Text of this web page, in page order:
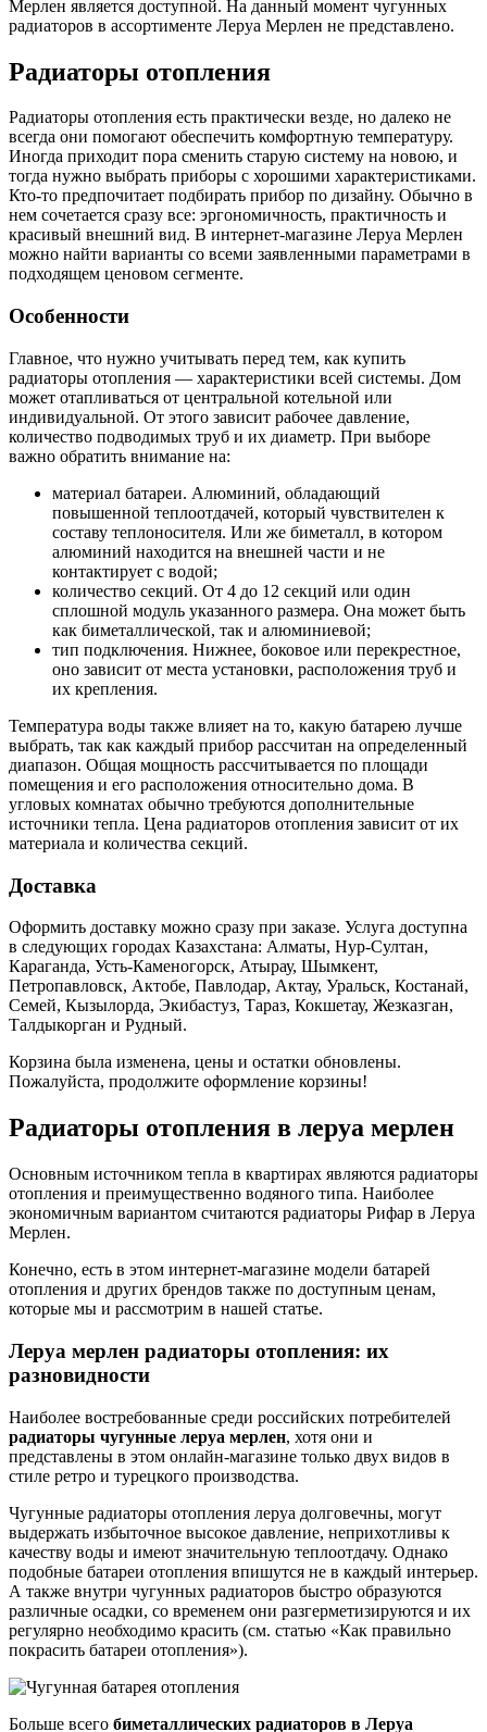
Мерлен является доступной. На данный момент чугунных
радиаторов в ассортименте Леруа Мерлен не представлено.
Радиаторы отопления
Радиаторы отопления есть практически везде, но далеко не
всегда они помогают обеспечить комфортную температуру.
Иногда приходит пора сменить старую систему на новою, и
тогда нужно выбрать приборы с хорошими характеристиками.
Кто-то предпочитает подбирать прибор по дизайну. Обычно в
нем сочетается сразу все: эргономичность, практичность и
красивый внешний вид. В интернет-магазине Леруа Мерлен
можно найти варианты со всеми заявленными параметрами в
подходящем ценовом сегменте.
Особенности
Главное, что нужно учитывать перед тем, как купить
радиаторы отопления — характеристики всей системы. Дом
может отапливаться от центральной котельной или
индивидуальной. От этого зависит рабочее давление,
количество подводимых труб и их диаметр. При выборе
важно обратить внимание на:
материал батареи. Алюминий, обладающий
повышенной теплоотдачей, который чувствителен к
составу теплоносителя. Или же биметалл, в котором
алюминий находится на внешней части и не
контактирует с водой;
количество секций. От 4 до 12 секций или один
сплошной модуль указанного размера. Она может быть
как биметаллической, так и алюминиевой;
тип подключения. Нижнее, боковое или перекрестное,
оно зависит от места установки, расположения труб и
их крепления.
Температура воды также влияет на то, какую батарею лучше
выбрать, так как каждый прибор рассчитан на определенный
диапазон. Общая мощность рассчитывается по площади
помещения и его расположения относительно дома. В
угловых комнатах обычно требуются дополнительные
источники тепла. Цена радиаторов отопления зависит от их
материала и количества секций.
Доставка
Оформить доставку можно сразу при заказе. Услуга доступна
в следующих городах Казахстана: Алматы, Нур-Султан,
Караганда, Усть-Каменогорск, Атырау, Шымкент,
Петропавловск, Актобе, Павлодар, Актау, Уральск, Костанай,
Семей, Кызылорда, Экибастуз, Тараз, Кокшетау, Жезказган,
Талдыкорган и Рудный.
Корзина была изменена, цены и остатки обновлены.
Пожалуйста, продолжите оформление корзины!
Радиаторы отопления в леруа мерлен
Основным источником тепла в квартирах являются радиаторы
отопления и преимущественно водяного типа. Наиболее
экономичным вариантом считаются радиаторы Рифар в Леруа
Мерлен.
Конечно, есть в этом интернет-магазине модели батарей
отопления и других брендов также по доступным ценам,
которые мы и рассмотрим в нашей статье.
Леруа мерлен радиаторы отопления: их
разновидности
Наиболее востребованные среди российских потребителей
радиаторы чугунные леруа мерлен, хотя они и
представлены в этом онлайн-магазине только двух видов в
стиле ретро и турецкого производства.
Чугунные радиаторы отопления леруа долговечны, могут
выдержать избыточное высокое давление, неприхотливы к
качеству воды и имеют значительную теплоотдачу. Однако
подобные батареи отопления впишутся не в каждый интерьер.
А также внутри чугунных радиаторов быстро образуются
различные осадки, со временем они разгерметизируются и их
регулярно необходимо красить (см. статью «Как правильно
покрасить батареи отопления»).
Больше всего биметаллических радиаторов в Леруа